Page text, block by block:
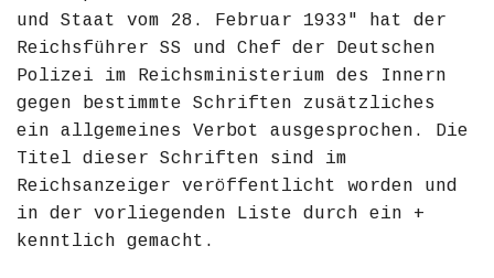
und Staat vom 28. Februar 1933" hat der
Reichsführer SS und Chef der Deutschen
Polizei im Reichsministerium des Innern
gegen bestimmte Schriften zusätzliches
ein allgemeines Verbot ausgesprochen. Die
Titel dieser Schriften sind im
Reichsanzeiger veröffentlicht worden und
in der vorliegenden Liste durch ein +
kenntlich gemacht.